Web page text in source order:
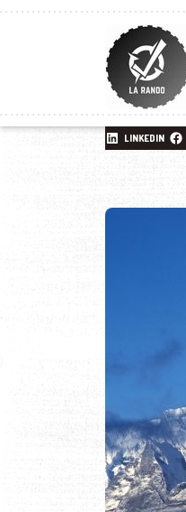
LINKEDIN